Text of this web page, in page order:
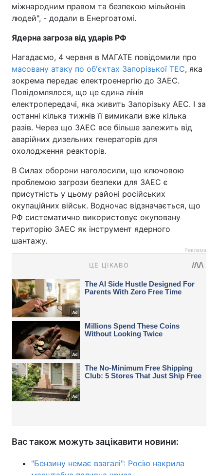
міжнародним правом та безпекою мільйонів
людей", - додали в Енергоатомі.
Ядерна загроза від ударів РФ
Нагадаємо, 4 червня в МАГАТЕ повідомили про
масовану атаку по обʼєктах Запорізької ТЕС, яка
зокрема передає електроенергію до ЗАЕС.
Повідомлялося, що це єдина лінія
електропередачі, яка живить Запорізьку АЕС. І за
останні кілька тижнів її вимикали вже кілька
разів. Через що ЗАЕС все більше залежить від
аварійних дизельних генераторів для
охолодження реакторів.
В Силах оборони наголосили, що ключовою
проблемою загрози безпеки для ЗАЕС є
присутність у цьому районі російських
окупаційних військ. Водночас відзначається, що
РФ систематично використовує окуповану
територію ЗАЕС як інструмент ядерного
шантажу.
Реклама
Вас також можуть зацікавити новини:
"Бензину немає взагалі": Росію накрила